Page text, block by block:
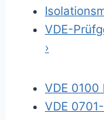
VDE-
›
VDE 0100
VDE